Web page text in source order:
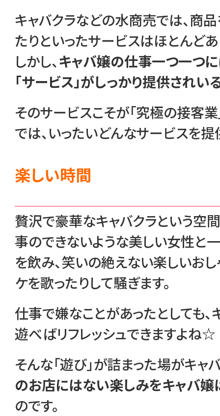
キャバクラなどの水商売では、商
たりといったサービスはほとんどあ
しかし、キャバ嬢の仕事一つ一つ
「サービス」がしっかり提供されい
そのサービスこそが「究極の接客業
では、いったいどんなサービスを提
楽しい時間
贅沢で豪華なキャバクラという空
事のできないような美しい女性と
を飲み、笑いの絶えない楽しいお
ケを歌ったりして騒ぎます。
仕事で嫌なことがあったとしても
遊べばリフレッシュできますよね☆
そんな「遊び」が詰まった場がキャ
のお店にはない楽しみをキャバ
のです。